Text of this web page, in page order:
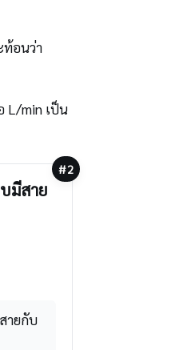
ท้อนว่า
L/min เป็น
#2
มีสาย
ายกับ